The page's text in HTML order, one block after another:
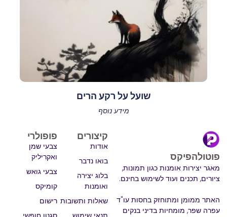
שועל על רקע הרים
מידע נוסף
פוטולהפיקס
מאגר יצירות אומנות כגון תמונות,
ציורים, תכנים ועוד לשימוש בחינם.
האתר ממומן ומתוחזק בחסות עו"ד
עפרה שפר, מומחיות בדיני בנקים
קיצורים
אודות
בואו נדבר
בלוג יצירה
ואומנות
שאלות ותשובות
פופולרי
צבעי שמן
ואקריליק
צבעי גואש
קומיקס
רישום